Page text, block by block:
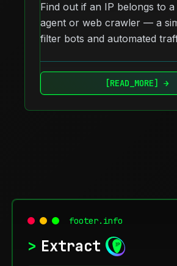
Find out if an IP belongs to
agent or web crawler — a
filter bots and automated
[READ_MORE] →
footer.info
> Extract